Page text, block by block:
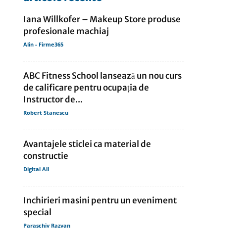
Iana Willkofer – Makeup Store produse
profesionale machiaj
Alin - Firme365
ABC Fitness School lansează un nou curs
de calificare pentru ocupația de
Instructor de...
Robert Stanescu
Avantajele sticlei ca material de
constructie
Digital All
Inchirieri masini pentru un eveniment
special
Paraschiv Razvan